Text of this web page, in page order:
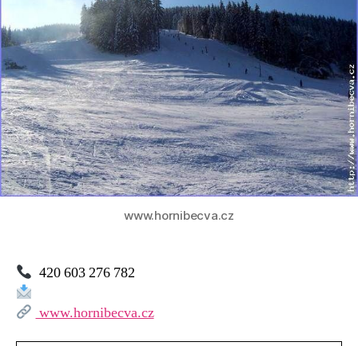
–
Horní
Bečva
www.hornibecva.cz
420 603 276 782
www.hornibecva.cz